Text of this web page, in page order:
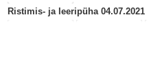
Ristimis- ja leeripüha 04.07.2021